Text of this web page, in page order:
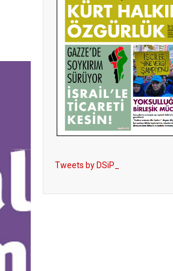
Tweets by DSiP_